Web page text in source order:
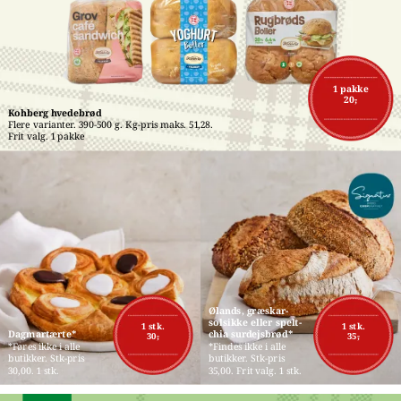
1 pakke
20,-
Kohberg hvedebrød
Flere varianter. 390-500 g. Kg-pris maks. 51,28.
Frit valg. 1 pakke
1 stk.
30,-
Dagmartærte*
*Føres ikke i alle
butikker. Stk-pris
30,00. 1 stk.
1 stk.
35,-
Ølands, græskar-
solsikke eller spelt-
chia surdejsbrød*
*Findes ikke i alle
butikker. Stk-pris
35,00. Frit valg. 1 stk.